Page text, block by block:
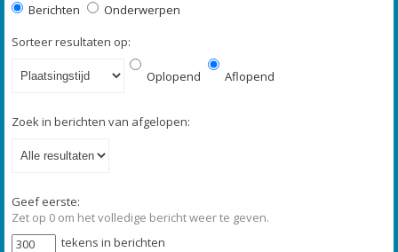
Berichten
Onderwerpen
Sorteer resultaten op:
Oplopend Aflopend
Zoek in berichten van afgelopen:
Geef eerste:
Zet op 0 om het volledige bericht weer te geven.
tekens in berichten